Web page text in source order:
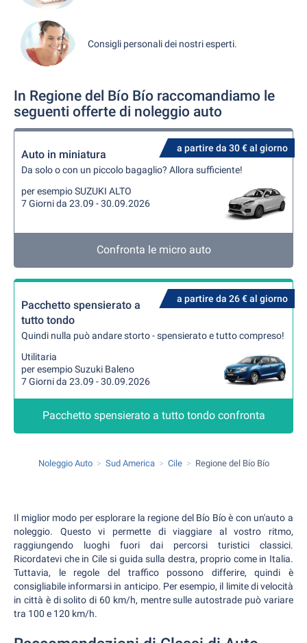
Consigli personali dei nostri esperti.
In Regione del Bío Bío raccomandiamo le
seguenti offerte di noleggio auto
a partire da 30 € al giorno
Auto in miniatura
Da solo o con un piccolo bagaglio? Allora sufficiente!
per esempio SUZUKI ALTO
7 Giorni da 23.09 - 30.09.2026
Confronta le micro auto
a partire da 26 € al giorno
Pacchetto spensierato a
tutto tondo
Quindi nulla può andare storto - spensierato e tutto compreso!
Utilitaria
per esempio Suzuki Baleno
7 Giorni da 23.09 - 30.09.2026
Pacchetto spensierato a tutto tondo confronta
Noleggio Auto Sud America Cile Regione del Bío Bío
Il miglior modo per esplorare la regione del Bío Bío è con un'auto a
noleggio. Questo vi permette di viaggiare al vostro ritmo,
raggiungendo luoghi fuori dai percorsi turistici classici.
Ricordatevi che in Cile si guida sulla destra, proprio come in Italia.
Tuttavia, le regole del traffico possono differire, quindi è
consigliabile informarsi in anticipo. Per esempio, il limite di velocità
in città è di solito di 60 km/h, mentre sulle autostrade può variare
tra 100 e 120 km/h.